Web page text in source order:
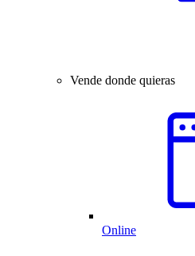
Vende donde quieras
Online